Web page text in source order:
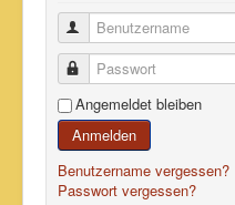
Benutzername
Passwort
Angemeldet bleiben
Anmelden
Benutzername vergessen?
Passwort vergessen?